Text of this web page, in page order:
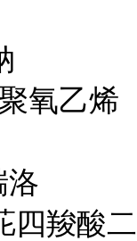
氧乙烯
洛
四羧酸二